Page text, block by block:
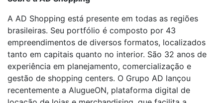
A AD Shopping está presente em todas as regiões
brasileiras. Seu portfólio é composto por 43
empreendimentos de diversos formatos, localizados
tanto em capitais quanto no interior. São 32 anos de
experiência em planejamento, comercialização e
gestão de shopping centers. O Grupo AD lançou
recentemente a AlugueON, plataforma digital de